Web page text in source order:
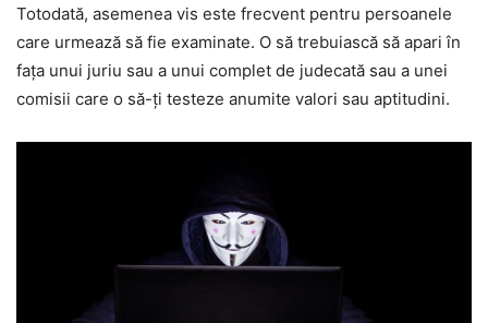
Totodată, asemenea vis este frecvent pentru persoanele
care urmează să fie examinate. O să trebuiască să apari în
fața unui juriu sau a unui complet de judecată sau a unei
comisii care o să-ți testeze anumite valori sau aptitudini.